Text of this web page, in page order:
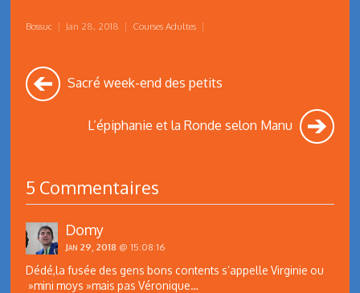
Bossuc | Jan 28, 2018 | Courses Adultes |
Sacré week-end des petits
L’épiphanie et la Ronde selon Manu
5 Commentaires
Domy
Jan 29, 2018 @ 15:08:16
Dédé,la fusée des gens bons contents s’appelle Virginie ou
»mini moys »mais pas Véronique…